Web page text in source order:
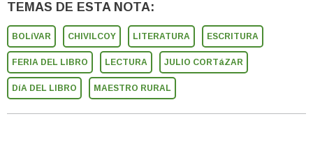
TEMAS DE ESTA NOTA:
BOLíVAR CHIVILCOY LITERATURA ESCRITURA
FERIA DEL LIBRO LECTURA JULIO CORTáZAR
DíA DEL LIBRO MAESTRO RURAL